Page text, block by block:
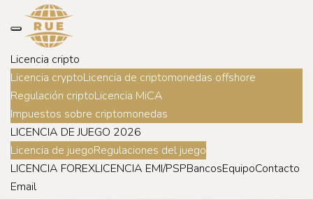
Licencia cripto
Licencia cryptoLicencia de criptomonedas offshore
Regulación criptoLicencia MiCA
Impuestos sobre criptomonedas
LICENCIA DE JUEGO 2026
Licencia de juegoRegulaciones del juego
LICENCIA FOREXLICENCIA EMI/PSPBancosEquipoContacto
Email